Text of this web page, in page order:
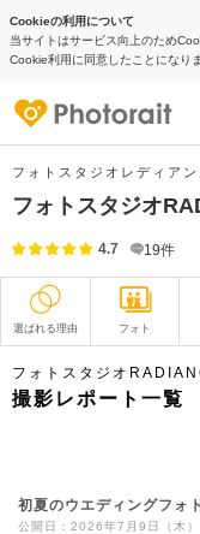
Cookieの利用について
当サイトはサービス向上のため
Cookie利用に同意したことになり
フォトスタジオレディア
フォトスタジオ
4.7 19件
選ばれる理由 フォト
撮影レポート
アクセス/TEL
フォトスタジオ
撮影レポート一覧
初夏のウエディングフォト
公開日：2026年7月9日（木）